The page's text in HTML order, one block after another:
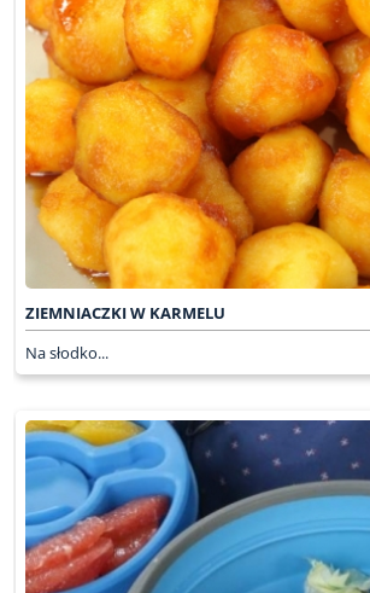
ZIEMNIACZKI W KARMELU
Na słodko...